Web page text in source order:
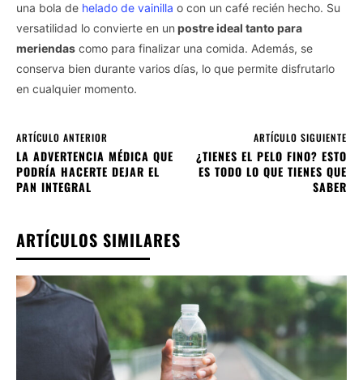
una bola de helado de vainilla o con un café recién hecho. Su
versatilidad lo convierte en un postre ideal tanto para
meriendas como para finalizar una comida. Además, se
conserva bien durante varios días, lo que permite disfrutarlo
en cualquier momento.
ARTÍCULO ANTERIOR
LA ADVERTENCIA MÉDICA QUE
PODRÍA HACERTE DEJAR EL
PAN INTEGRAL
ARTÍCULO SIGUIENTE
¿TIENES EL PELO FINO? ESTO
ES TODO LO QUE TIENES QUE
SABER
ARTÍCULOS SIMILARES